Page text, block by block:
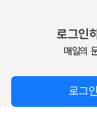
로그인
매일의
로그인